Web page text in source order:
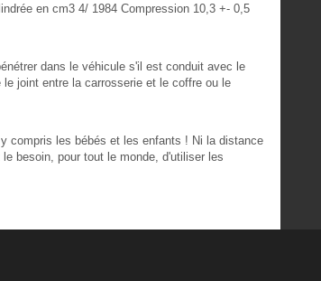
en cm3 4/ 1984 Compression 10,3 +- 0,5
dans le véhicule s'il est conduit avec le
joint entre la carrosserie et le coffre ou le
compris les bébés et les enfants ! Ni la distance
besoin, pour tout le monde, d'utiliser les